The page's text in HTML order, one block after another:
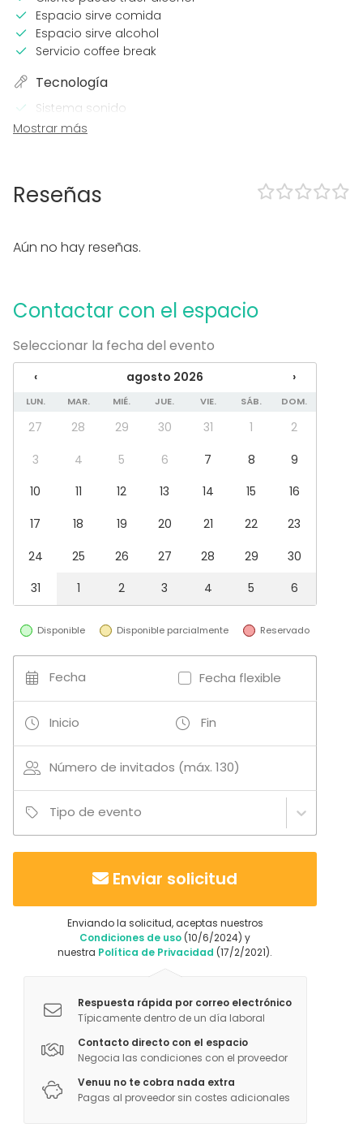
dispone de neveras industriales,varios microondas,
cafetera, y vajilla.
También sirve de apoyo para el catering de las
en la Grada.
Espacio sirve comida
Espacio sirve alcohol
Servicio coffee break
Tecnología
Sistema sonido
Proyector / Pantalla
Equipo de videoconferencia
Micrófono
En el espacio
Zona exterior
Parking
Uso exclusivo
Propia música OK
Zona para música en directo
WC para minusválidos
Equipamiento
Cocina para cliente
Material tomar notas
Vajilla
Mobiliario
Tipo de eventos
Fiesta
Boda
Cena / Comida
Conferencia / Formación
Evento corporativo
Fiesta infantil
Fiesta de empresa
Team building / Recreación
Espacio multiuso
Sala de reuniones
Aula de formación
Sala de fiesta
Espacio creativo
Sala de conferencias
Más información sobre servicios e instalaciones
Se oferece contratar catering externo con apoyo de
cocina-office en el Hub
3 parkings públicos a menos de 5 minutos, zona azul
Mostrar más
Reseñas
Aún no hay reseñas.
Contactar con el espacio
Seleccionar la fecha del evento
‹ agosto 2026 ›
LUN. MAR. MIÉ. JUE. VIE. SÁB. DOM.
27 28 29 30 31 1
2
3
4 5 6 7 8
9
10
11 12 13 14 15
16
17
18 19 20 21 22
23
24
25 26 27 28 29
30
31
1 2 3 4 5 6
Disponible Disponible parcialmente Reservado
Fecha Fecha flexible
Inicio Fin
Número de invitados (máx. 130)
Tipo de evento
Enviar solicitud
Enviando la solicitud, aceptas nuestros
Condiciones de uso (10/6/2024) y
nuestra Política de Privacidad (17/2/2021).
Respuesta rápida por correo electrónico
Típicamente dentro de un día laboral
Contacto directo con el espacio
Negocia las condiciones con el proveedor
Venuu no te cobra nada extra
Pagas al proveedor sin costes adicionales